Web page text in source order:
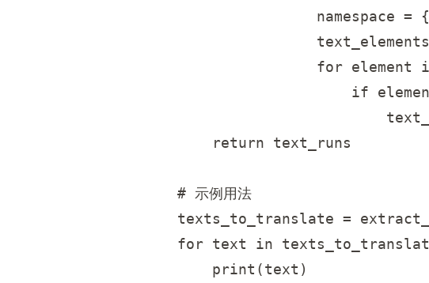
namespace =
for element
if
    return text_runs
# 示例用法
texts_to_translate =
for text in